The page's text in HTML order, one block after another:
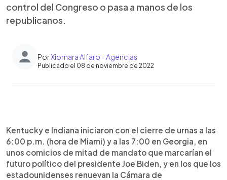
control del Congreso o pasa a manos de los
republicanos.
PorXiomara Alfaro - Agencias
Publicado el 08 de noviembre de 2022
► Escuchar artículo
Kentucky e Indiana iniciaron con el cierre de urnas a las
6:00 p.m. (hora de Miami) y a las 7:00 en Georgia, en
unos comicios de mitad de mandato que marcarían el
futuro político del presidente Joe Biden, y en los que los
estadounidenses renuevan la Cámara de